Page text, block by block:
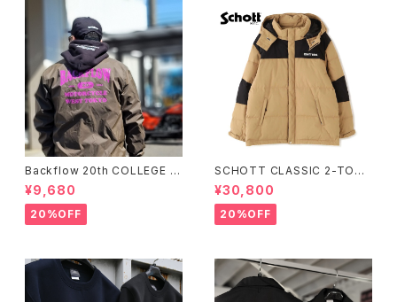
Backflow 20th COLLEGE C
OACH JACKET
¥9,680
20%OFF
SCHOTT CLASSIC 2-TONE
DOWN JACKET
¥30,800
20%OFF